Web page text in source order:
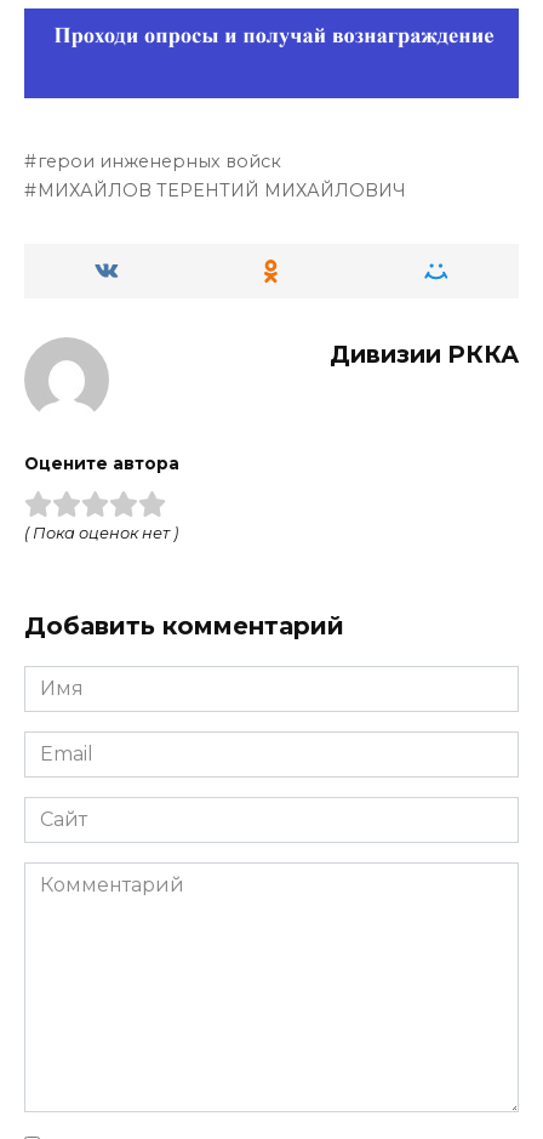
герои инженерных войск
МИХАЙЛОВ ТЕРЕНТИЙ МИХАЙЛОВИЧ
Дивизии РККА
Оцените автора
( Пока оценок нет )
Добавить комментарий
Имя
Email
Сайт
Комментарий